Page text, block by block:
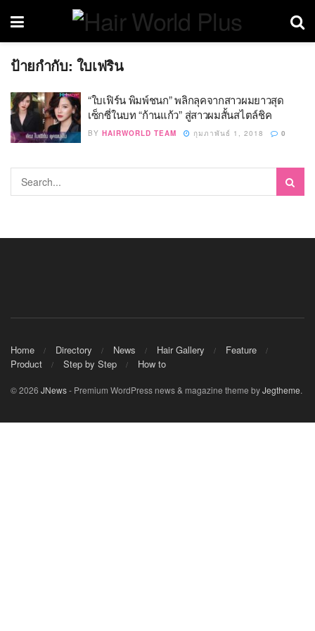
ป้ายกำกับ: ใบเฟริน
“ใบเฟิร์น พิมพ์ชนก” พลิกลุคจากสาวผมยาวสุด
เซ็กซี่ในบท “ก้านแก้ว” สู่สาวผมสั้นสไตล์ชิค
BY HAIRWORLD TEAM กุมภาพันธ์ 1, 2018 0
Home Directory News Hair Gallery
Feature
Product
Step by Step How to
© 2026 JNews- Premium WordPress news & magazine theme byJegtheme.